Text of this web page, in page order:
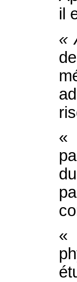
il
«
«
«